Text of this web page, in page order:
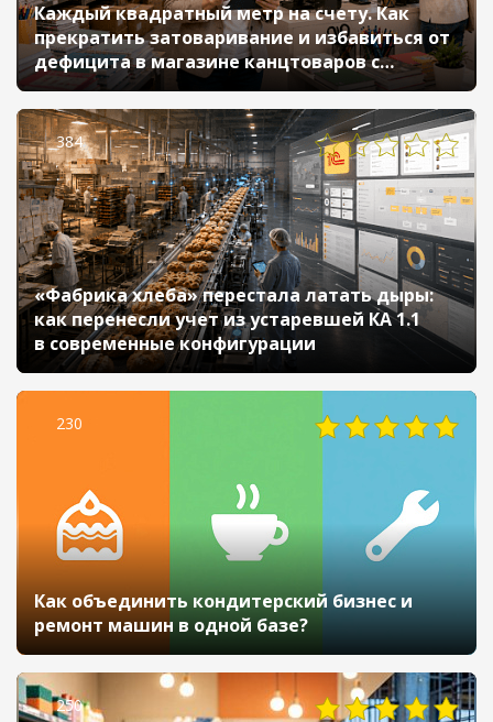
Каждый квадратный метр на счету. Как
прекратить затоваривание и избавиться от
дефицита в магазине канцтоваров с
помощью «1С:Розницы»
384
«Фабрика хлеба» перестала латать дыры:
как перенесли учет из устаревшей КА 1.1
в современные конфигурации
230
Как объединить кондитерский бизнес и
ремонт машин в одной базе?
250